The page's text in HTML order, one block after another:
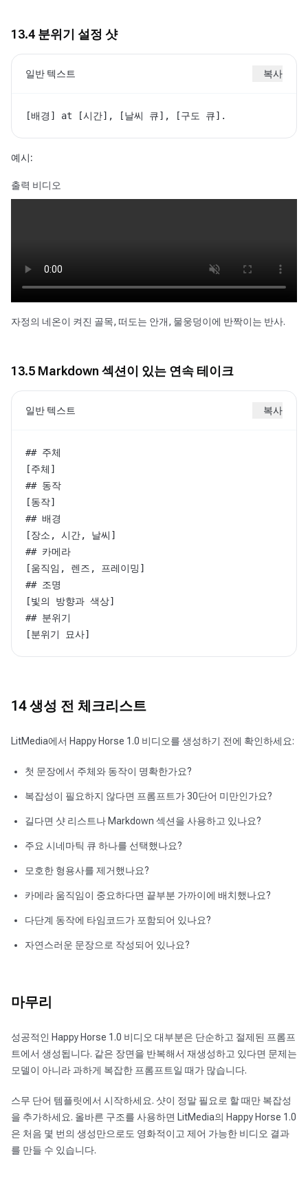
13.4 분위기 설정 샷
일반 텍스트 복사
[배경] at [시간], [날씨 큐], [구도 큐].
예시:
출력 비디오
자정의 네온이 켜진 골목, 떠도는 안개, 물웅덩이에 반짝이는 반사.
13.5 Markdown 섹션이 있는 연속 테이크
일반 텍스트 복사
## 주체
[주체]
## 동작
[동작]
## 배경
[장소, 시간, 날씨]
## 카메라
[움직임, 렌즈, 프레이밍]
## 조명
[빛의 방향과 색상]
## 분위기
[분위기 묘사]
14 생성 전 체크리스트
LitMedia에서 Happy Horse 1.0 비디오를 생성하기 전에 확인하세요:
첫 문장에서 주체와 동작이 명확한가요?
복잡성이 필요하지 않다면 프롬프트가 30단어 미만인가요?
길다면 샷 리스트나 Markdown 섹션을 사용하고 있나요?
주요 시네마틱 큐 하나를 선택했나요?
모호한 형용사를 제거했나요?
카메라 움직임이 중요하다면 끝부분 가까이에 배치했나요?
다단계 동작에 타임코드가 포함되어 있나요?
자연스러운 문장으로 작성되어 있나요?
마무리
성공적인 Happy Horse 1.0 비디오 대부분은 단순하고 절제된 프롬프
트에서 생성됩니다. 같은 장면을 반복해서 재생성하고 있다면 문제는
모델이 아니라 과하게 복잡한 프롬프트일 때가 많습니다.
스무 단어 템플릿에서 시작하세요. 샷이 정말 필요로 할 때만 복잡성
을 추가하세요. 올바른 구조를 사용하면 LitMedia의 Happy Horse 1.0
은 처음 몇 번의 생성만으로도 영화적이고 제어 가능한 비디오 결과
를 만들 수 있습니다.